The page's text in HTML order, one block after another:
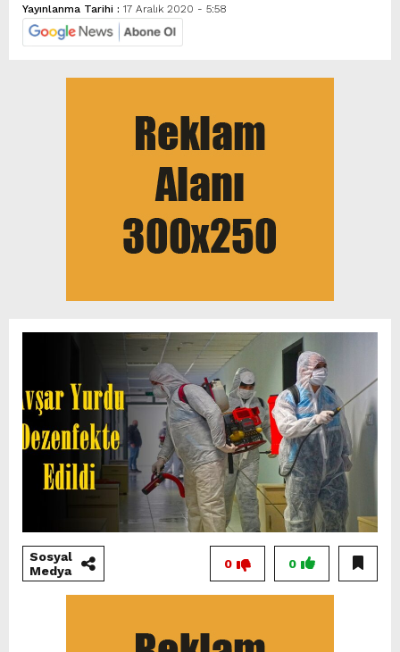
Yayınlanma Tarihi : 17 Aralık 2020 - 5:58
Sosyal
Medya
0
0